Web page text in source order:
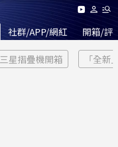
社群/APP/網紅 開箱/評
三星摺疊機開箱 「全新